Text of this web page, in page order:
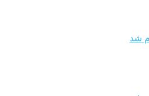
شد